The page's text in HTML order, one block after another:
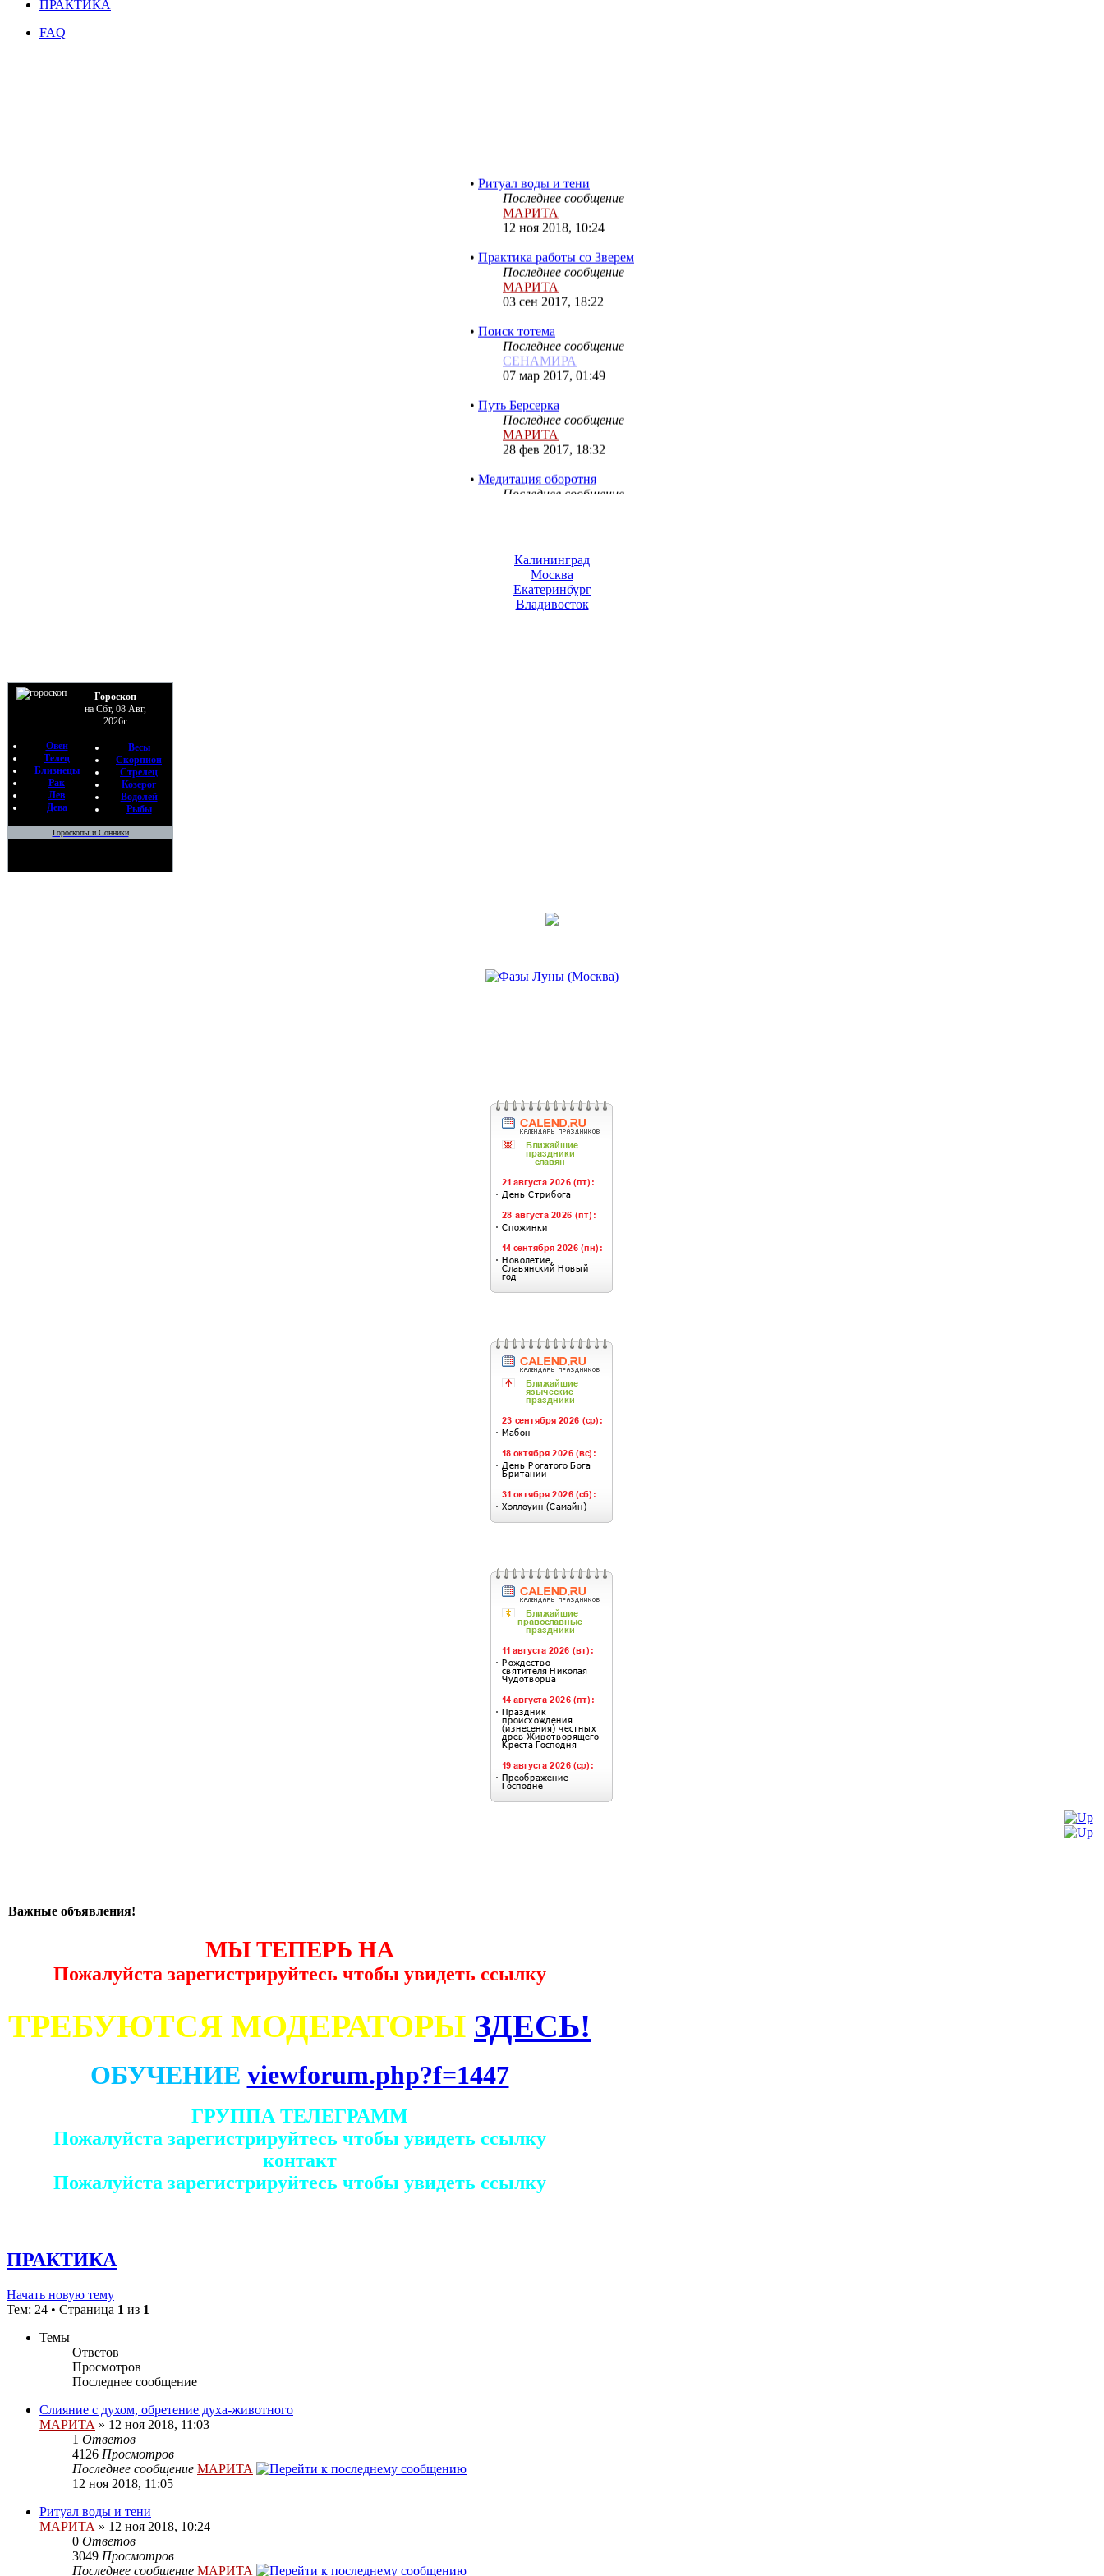
ПРАКТИКА
FAQ
МАРИТА
12 ноя 2018, 10:24
Практика работы со Зверем
Последнее сообщение
МАРИТА
03 сен 2017, 18:22
Поиск тотема
СЕНАМИРА
07 мар 2017, 01:49
Путь Берсерка
Последнее сообщение
МАРИТА
28 фев 2017, 18:32
Медитация оборотня
Последнее сообщение
МАРИТА
Последнее сообщение
МАРИТА
28 фев 2017, 18:26
Калининград
Москва
Екатеринбург
Владивосток
Гороскоп
на Сбт, 08 Авг,
2026г
Овен
Телец
Близнецы
Рак
Лев
Дева
Весы
Скорпион
Стрелец
Козерог
Водолей
Рыбы
Гороскопы и Сонники
Важные объявления!
МЫ ТЕПЕРЬ НА
Пожалуйста зарегистрируйтесь чтобы увидеть ссылку
ТРЕБУЮТСЯ МОДЕРАТОРЫ ЗДЕСЬ!
ОБУЧЕНИЕ viewforum.php?f=1447
ГРУППА ТЕЛЕГРАММ
Пожалуйста зарегистрируйтесь чтобы увидеть ссылку
контакт
Пожалуйста зарегистрируйтесь чтобы увидеть ссылку
ПРАКТИКА
Начать новую тему
Тем: 24 • Страница 1 из 1
Темы
Ответов
Просмотров
Последнее сообщение
Слияние с духом, обретение духа-животного
МАРИТА » 12 ноя 2018, 11:03
1 Ответов
4126 Просмотров
Последнее сообщение МАРИТА
12 ноя 2018, 11:05
Ритуал воды и тени
МАРИТА » 12 ноя 2018, 10:24
0 Ответов
3049 Просмотров
Последнее сообщение МАРИТА